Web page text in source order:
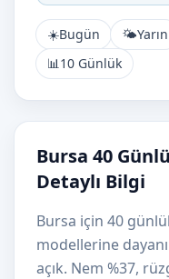
☀️Bugün 🌤️Yarın
📊10 Günlük
Bursa 40
Detaylı Bilgi
Bursa için 40
modellerine
açık. Nem %37,